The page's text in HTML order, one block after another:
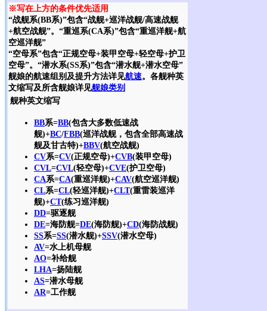
※写在上方的条件优先适用
“战舰系(BB系)”包含“战舰+巡洋战舰/高速战舰
+航空战舰”。“重巡系(CA系)”包含“重巡洋舰+航
空巡洋舰”
“空母系”包含“正规空母+装甲空母+轻空母+护卫
空母”。“潜水系(SS系)”包含“潜水舰+潜水空母”
舰娘的航速组别及提升方法详见航速。各舰种英
文缩写及所含舰娘详见舰娘类别
舰种英文缩写
BB系=BB(包含大多数低速战
舰)+BC/FBB(巡洋战舰，包含全部高速战
舰及甘古特)+BBV(航空战舰)
CV系=CV(正规空母)+CVB(装甲空母)
CVL=CVL(轻空母)+CVE(护卫空母)
CA系=CA(重巡洋舰)+CAV(航空巡洋舰)
CL系=CL(轻巡洋舰)+CLT(重雷装巡洋
舰)+CT(练习巡洋舰)
DD=驱逐舰
DE=海防舰=DE(海防舰)+CD(海防战舰)
SS系=SS(潜水舰)+SSV(潜水空母)
AV=水上机母舰
AO=补给舰
LHA=扬陆舰
AS=潜水母舰
AR=工作舰